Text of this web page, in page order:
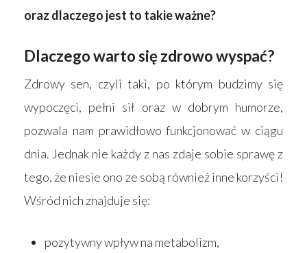
oraz dlaczego jest to takie ważne?
Dlaczego warto się zdrowo wyspać?
Zdrowy sen, czyli taki, po którym budzimy się
wypoczęci, pełni sił oraz w dobrym humorze,
pozwala nam prawidłowo funkcjonować w ciągu
dnia. Jednak nie każdy z nas zdaje sobie sprawę z
tego, że niesie ono ze sobą również inne korzyści!
Wśród nich znajduje się:
pozytywny wpływ na metabolizm,